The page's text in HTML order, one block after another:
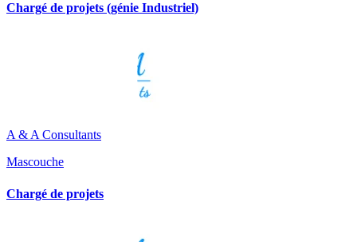
Chargé de projets (génie Industriel)
A & A Consultants
Mascouche
Chargé de projets